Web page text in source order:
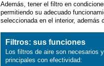
Además, tener el filtro en
permitiendo su adecuado
seleccionada en el interior, además
Filtros: sus funciones
Los filtros de aire son necesarios
principales con efectividad: